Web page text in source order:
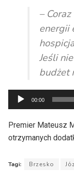
–
energii
Jeśli
budżet
Odtwarzacz
plików
dźwiękowych
00:00
Premier Mateusz
otrzymanych
Tagi: Brzesko